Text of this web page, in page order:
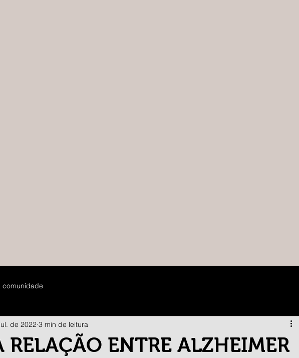
comunidade
RELAÇÃO ENTRE ALZHEIMER
de 2022 3 min de leitura